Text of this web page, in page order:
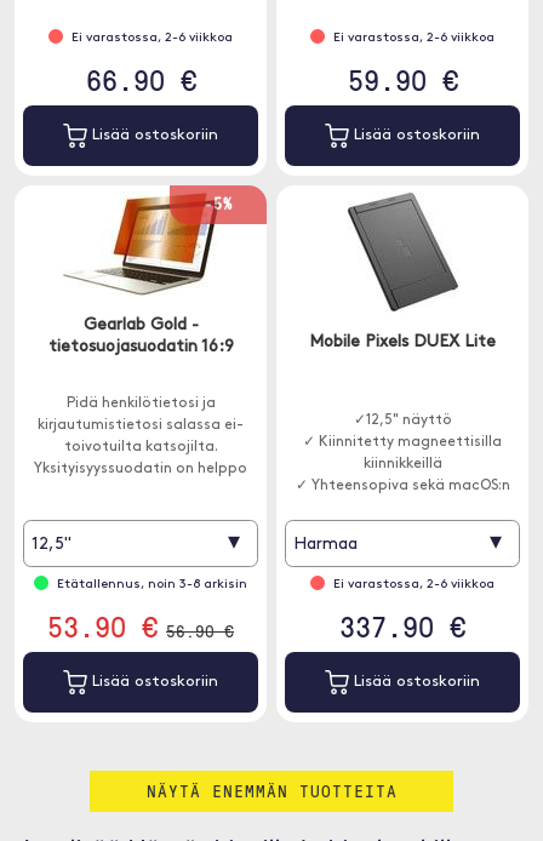
Ei varastossa, 2-6 viikkoa
66.90 €
Lisää ostoskoriin
Ei varastossa, 2-6 viikkoa
59.90 €
Lisää ostoskoriin
-5%
Gearlab Gold -
tietosuojasuodatin 16:9
Pidä henkilötietosi ja
kirjautumistietosi salassa ei-
toivotuilta katsojilta.
Yksityisyyssuodatin on helppo
12,5" ▾
Etätallennus, noin 3-8 arkisin
53.90 € 56.90 €
Lisää ostoskoriin
Mobile Pixels DUEX Lite
✓12,5" näyttö
✓ Kiinnitetty magneettisilla
kiinnikkeillä
✓ Yhteensopiva sekä macOS:n
Harmaa ▾
Ei varastossa, 2-6 viikkoa
337.90 €
Lisää ostoskoriin
NÄYTÄ ENEMMÄN TUOTTEITA